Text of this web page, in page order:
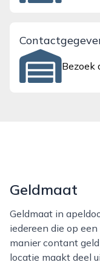
Bezoek
Geldmaat
Geldmaat in apeldoorn is een bekende partij voor
iedereen die op
manier contant
locatie maakt deel